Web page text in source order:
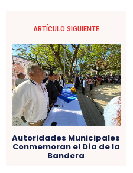
ARTÍCULO SIGUIENTE
Autoridades Municipales
Conmemoran el Día de la
Bandera